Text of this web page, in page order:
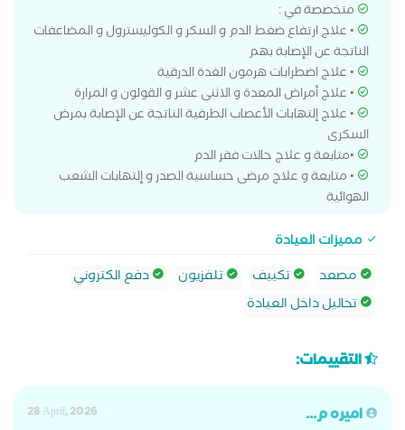
متخصصة في :
• علاج ارتفاع ضغط الدم و السكر و الكوليسترول و المضاعفات
الناتجة عن الإصابة بهم
• علاج اضطرابات هرمون الغدة الدرقية
• علاج أمراض المعدة و الاثنى عشر و القولون و المرارة
• علاج إلتهابات الأعصاب الطرفية الناتجة عن الإصابة بمرض
السكرى
•متابعة و علاج حالات فقر الدم
• متابعة و علاج مرضى حساسية الصدر و إلتهابات الشعب
الهوائية
مميزات العيادة
مصعد
تكييف تلفزيون
دفع الكتروني
تحاليل داخل العيادة
التقييمات:
اميره م...
28 April, 2026